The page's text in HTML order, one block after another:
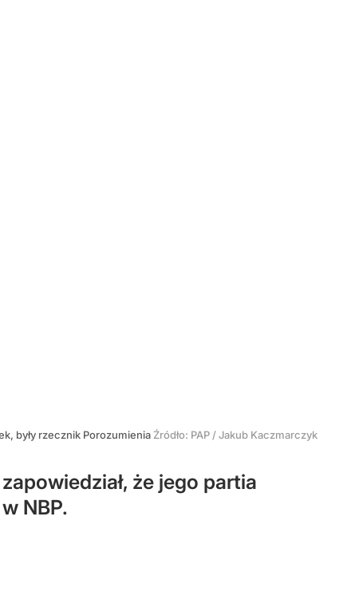
były rzecznik Porozumienia Źródło: PAP /Jakub Kaczmarczyk
że jego partia
NBP.